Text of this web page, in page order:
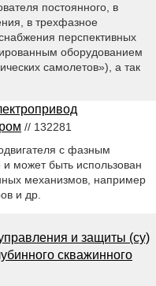
постоянного, в
в трехфазное
перспективных
оборудованием
самолетов»), а так
// 132281
с фазным
и может быть использован
механизмов, например
и др.
и защиты (су)
скважинного